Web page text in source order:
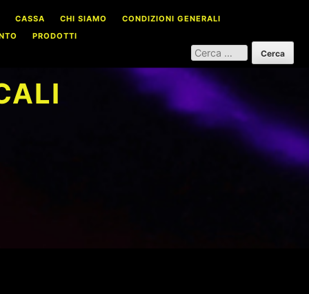
CASSA CHI SIAMO
CONDIZIONI GENERALI
PRODOTTI
RICERCA
PER: